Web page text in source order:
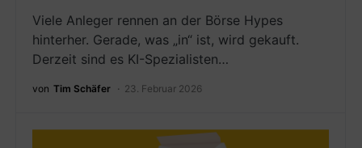
Viele Anleger rennen an der Börse Hypes
hinterher. Gerade, was „in“ ist, wird gekauft.
Derzeit sind es KI-Spezialisten…
von Tim Schäfer 23. Februar 2026